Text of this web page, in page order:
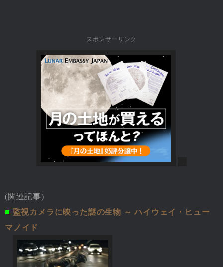
スポンサーリンク
(関連記事)
■ 監視カメラに映った謎の生物 ～ ハイウェイ・ヒュー
マノイド